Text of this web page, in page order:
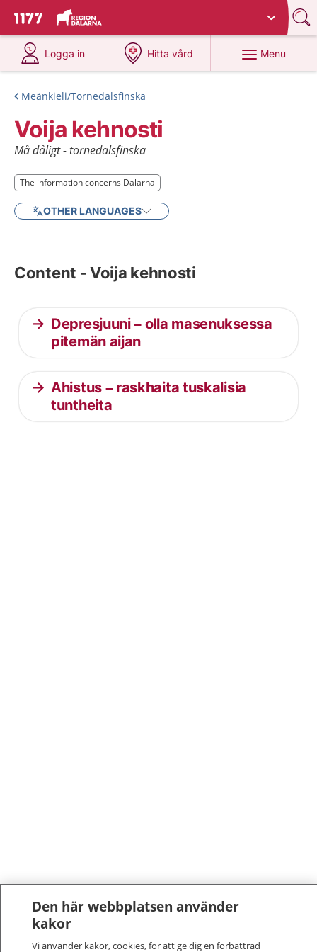
To start page for 1177
Du har valt region
Logga in
at 1177.se
Hitta vård
at 1177.se
Menu
Meänkieli/Tornedalsfinska
Voija kehnosti
Må dåligt - tornedalsfinska
The information concerns Dalarna
The information concerns Dalarna
OTHER LANGUAGES
Content - Voija kehnosti
Depresjuuni – olla masenuksessa
pitemän aijan
Ahistus – raskhaita tuskalisia
tuntheita
Den här webbplatsen använder
kakor
Vi använder kakor, cookies, för att ge dig en förbättrad